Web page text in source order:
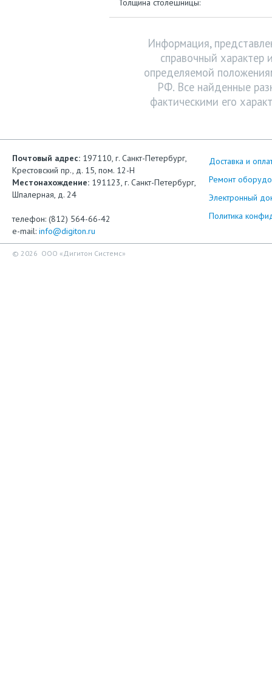
Толщина столешницы:
Информация,
справочный характер
определяемой
РФ. Все найденные
фактическими его
Почтовый адрес: 197110, г. Санкт-Петербург,
Крестовский пр., д. 15, пом. 12-Н
Местонахождение: 191123, г. Санкт-Петербург,
Шпалерная, д. 24
телефон: (812) 564-66-42
e-mail: info@digiton.ru
Доставка и
Ремонт
Электронный
Политика
© 2026 ООО «Дигитон Системс»